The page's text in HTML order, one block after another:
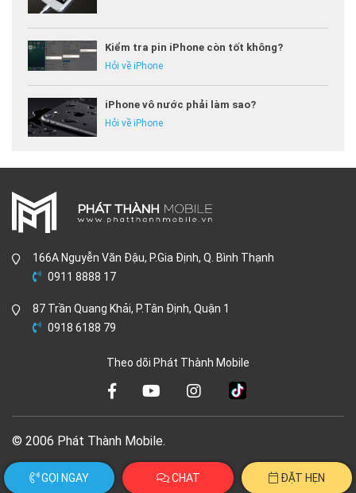
Kiểm tra pin iPhone còn tốt không?
Hỏi về iPhone
iPhone vô nước phải làm sao?
Hỏi về iPhone
166A Nguyễn Văn Đậu, P.Gia Định, Q. Bình Thạnh
0911 8888 17
87 Trần Quang Khải, P.Tân Định, Quận 1
0918 6188 79
Theo dõi Phát Thành Mobile
© 2006 Phát Thành Mobile.
GỌI NGAY CHAT ĐẶT HẸN